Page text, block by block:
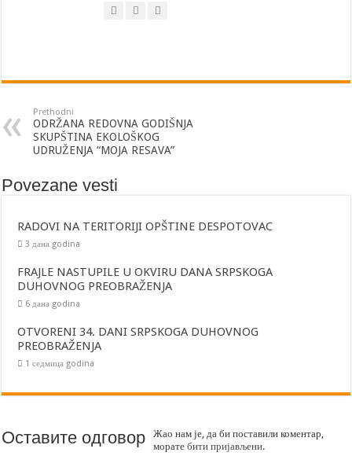
POTPISAN UGOVOR ZA ORGANIZACIJU MANIFESTACIJE “MIHOLJSKI
Prethodni
ODRŽANA REDOVNA GODIŠNJA
SKUPŠTINA EKOLOŠKOG
UDRUŽENJA “MOJA RESAVA”
Povezane vesti
RADOVI NA TERITORIJI OPŠTINE DESPOTOVAC
3 дана godina
FRAJLE NASTUPILE U OKVIRU DANA SRPSKOGA
DUHOVNOG PREOBRAŽENJA
6 дана godina
OTVORENI 34. DANI SRPSKOGA DUHOVNOG
PREOBRAŽENJA
1 седмица godina
Оставите одговор
Жао нам је, да би поставили коментар,
моратебити пријављени.